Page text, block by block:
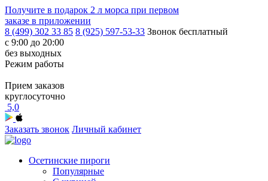
Получите в подарок 2 л морса при первом
заказе в приложении
8 (499) 302 33 85 8 (925) 597-53-33 Звонок бесплатный
с 9:00 до 20:00
без выходных
Режим работы
Прием заказов
круглосуточно
5,0
Заказать звонок Личный кабинет
Осетинские пироги
Популярные